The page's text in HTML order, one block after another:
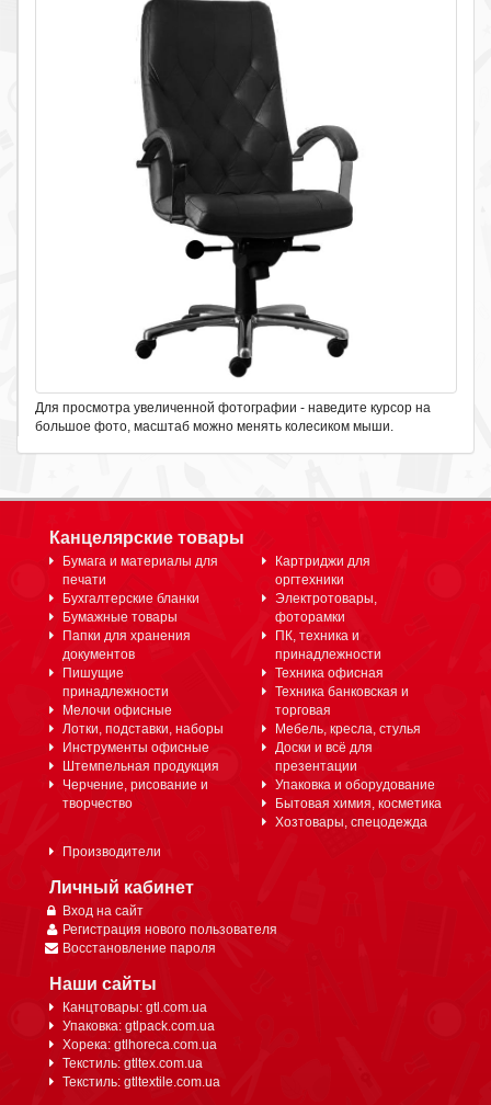
Для просмотра увеличенной фотографии - наведите курсор на
большое фото, масштаб можно менять колесиком мыши.
Канцелярские товары
Бумага и материалы для
печати
Бухгалтерские бланки
Бумажные товары
Папки для хранения
документов
Пишущие
принадлежности
Мелочи офисные
Лотки, подставки, наборы
Инструменты офисные
Штемпельная продукция
Черчение, рисование и
творчество
Картриджи для
оргтехники
Электротовары,
фоторамки
ПК, техника и
принадлежности
Техника офисная
Техника банковская и
торговая
Мебель, кресла, стулья
Доски и всё для
презентации
Упаковка и оборудование
Бытовая химия, косметика
Хозтовары, спецодежда
Производители
Личный кабинет
Вход на сайт
Регистрация нового пользователя
Восстановление пароля
Наши сайты
Канцтовары: gtl.com.ua
Упаковка: gtlpack.com.ua
Хорека: gtlhoreca.com.ua
Текстиль: gtltex.com.ua
Текстиль: gtltextile.com.ua